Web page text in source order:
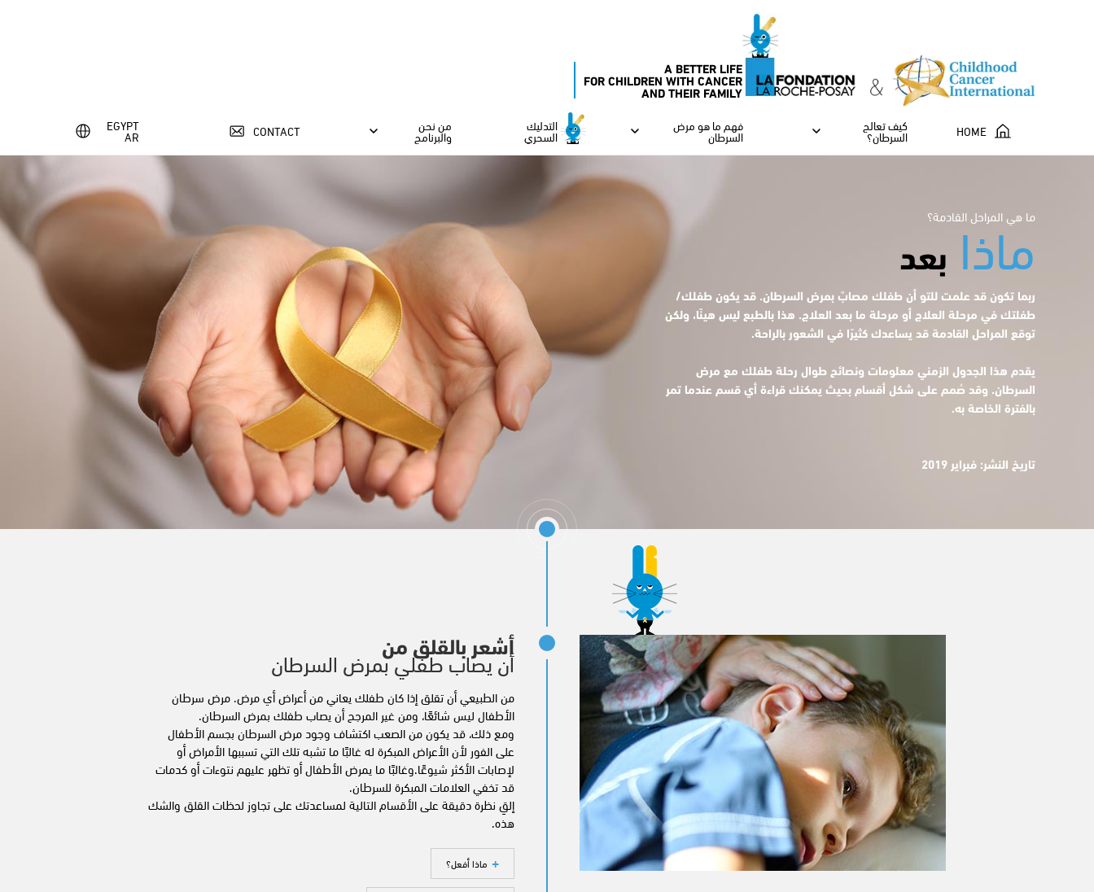
A BETTER LIFE
FOR CHILDREN WITH CANCER
AND THEIR FAMILY
HOME كيف تعالج
السرطان؟
فهم ما هو مرض
السرطان
التدليك
السحري
من نحن
والبرنامج CONTACT
EGYPT
AR
ما هي المراحل القادمة؟
ماذابعد
ربما تكون قد علمت للتو أن طفلك مصابٌ بمرض السرطان. قد يكون طفلك/
طفلتك في مرحلة العلاج أو مرحلة ما بعد العلاج. هذا بالطبع ليس هينًا، ولكن
توقع المراحل القادمة قد يساعدك كثيرًا في الشعور بالراحة.
يقدم هذا الجدول الزمني معلومات ونصائح طوال رحلة طفلك مع مرض
السرطان. وقد صُمم على شكل أقسام بحيث يمكنك قراءة أي قسم عندما تمر
بالفترة الخاصة به.
تاريخ النشر: فبراير 2019
أشعر بالقلق من
أن يصاب طفلي بمرض السرطان
من الطبيعي أن تقلق إذا كان طفلك يعاني من أعراض أي مرض. مرض سرطان
الأطفال ليس شائعًا، ومن غير المرجح أن يصاب طفلك بمرض السرطان.
ومع ذلك، قد يكون من الصعب اكتشاف وجود مرض السرطان بجسم الأطفال
على الفور لأن الأعراض المبكرة له غالبًا ما تشبه تلك التي تسببها الأمراض أو
لإصابات الأكثر شيوعًا.وغالبًا ما يمرض الأطفال أو تظهر عليهم نتوءات أو كدمات
قد تخفي العلامات المبكرة للسرطان.
إلقِ نظرة دقيقة على الأقسام التالية لمساعدتك على تجاوز لحظات القلق والشك
هذه.
ماذا أفعل؟